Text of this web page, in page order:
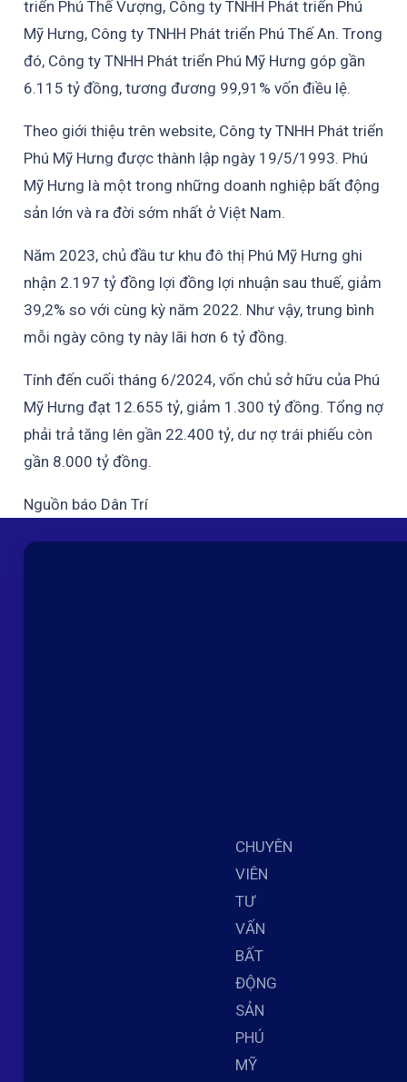
triển Phú Thế Vượng, Công ty TNHH Phát triển Phú
Mỹ Hưng, Công ty TNHH Phát triển Phú Thế An. Trong
đó, Công ty TNHH Phát triển Phú Mỹ Hưng góp gần
6.115 tỷ đồng, tương đương 99,91% vốn điều lệ.
Theo giới thiệu trên website, Công ty TNHH Phát triển
Phú Mỹ Hưng được thành lập ngày 19/5/1993. Phú
Mỹ Hưng là một trong những doanh nghiệp bất động
sản lớn và ra đời sớm nhất ở Việt Nam.
Năm 2023, chủ đầu tư khu đô thị Phú Mỹ Hưng ghi
nhận 2.197 tỷ đồng lợi đồng lợi nhuận sau thuế, giảm
39,2% so với cùng kỳ năm 2022. Như vậy, trung bình
mỗi ngày công ty này lãi hơn 6 tỷ đồng.
Tính đến cuối tháng 6/2024, vốn chủ sở hữu của Phú
Mỹ Hưng đạt 12.655 tỷ, giảm 1.300 tỷ đồng. Tổng nợ
phải trả tăng lên gần 22.400 tỷ, dư nợ trái phiếu còn
gần 8.000 tỷ đồng.
Nguồn báo Dân Trí
CHUYÊN
VIÊN
TƯ
VẤN
BẤT
ĐỘNG
SẢN
PHÚ
MỸ